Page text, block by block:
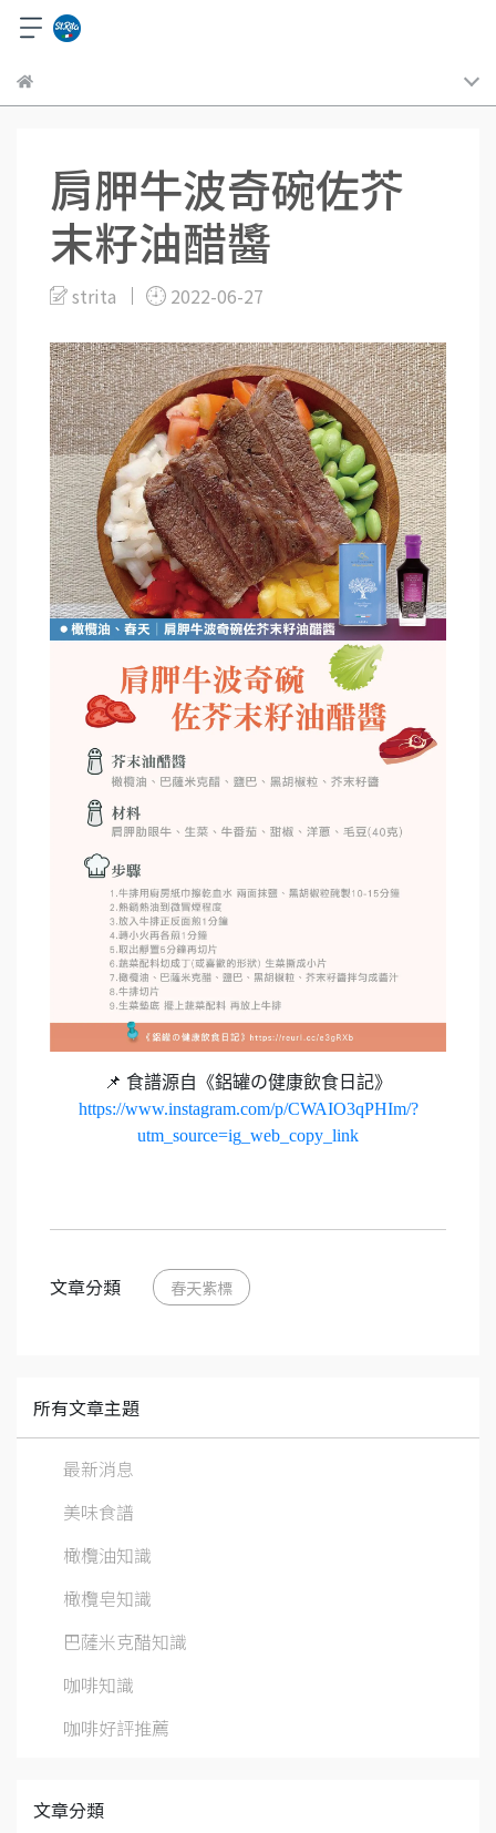
肩胛牛波奇碗佐芥
末籽油醋醬
strita 2022-06-27
📌 食譜源自《鋁罐の健康飲食日記》
https://www.instagram.com/p/CWAIO3qPHIm/?
utm_source=ig_web_copy_link
文章分類 春天紫標
所有文章主題
最新消息
美味食譜
橄欖油知識
橄欖皂知識
巴薩米克醋知識
咖啡知識
咖啡好評推薦
文章分類